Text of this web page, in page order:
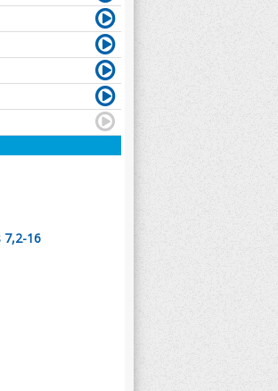
7,2-16